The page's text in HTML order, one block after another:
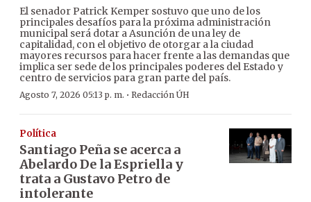
El senador Patrick Kemper sostuvo que uno de los
principales desafíos para la próxima administración
municipal será dotar a Asunción de una ley de
capitalidad, con el objetivo de otorgar a la ciudad
mayores recursos para hacer frente a las demandas que
implica ser sede de los principales poderes del Estado y
centro de servicios para gran parte del país.
Agosto 7, 2026 05:13 p. m. · Redacción ÚH
Política
Santiago Peña se acerca a
Abelardo De la Espriella y
trata a Gustavo Petro de
intolerante